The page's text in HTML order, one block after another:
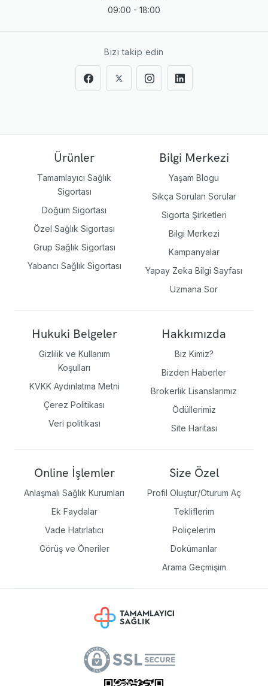
09:00 - 18:00
Bizi takip edin
Ürünler
Tamamlayıcı Sağlık
Sigortası
Doğum Sigortası
Özel Sağlık Sigortası
Grup Sağlık Sigortası
Yabancı Sağlık Sigortası
Bilgi Merkezi
Yaşam Blogu
Sıkça Sorulan Sorular
Sigorta Şirketleri
Bilgi Merkezi
Kampanyalar
Yapay Zeka Bilgi Sayfası
Uzmana Sor
Hukuki Belgeler
Gizlilik ve Kullanım
Koşulları
KVKK Aydınlatma Metni
Çerez Politikası
Veri politikası
Hakkımızda
Biz Kimiz?
Bizden Haberler
Brokerlik Lisanslarımız
Ödüllerimiz
Site Haritası
Online İşlemler
Anlaşmalı Sağlık Kurumları
Ek Faydalar
Vade Hatırlatıcı
Görüş ve Öneriler
Size Özel
Profil Oluştur/Oturum Aç
Tekliflerim
Poliçelerim
Dokümanlar
Arama Geçmişim